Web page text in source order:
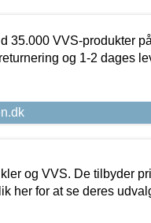
35.000 VVS-produkter
og 1-2 dages
og VVS. De tilbyder
her for at se deres